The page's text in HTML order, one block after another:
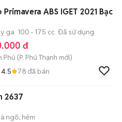
ABS IGET 2021 Bạc
ga 100 - 175 cc Đã sử dụng
đ
Phú (P. Phú Thạnh mới)
4.5 78 đã bán
2637
ngõ, hẻm